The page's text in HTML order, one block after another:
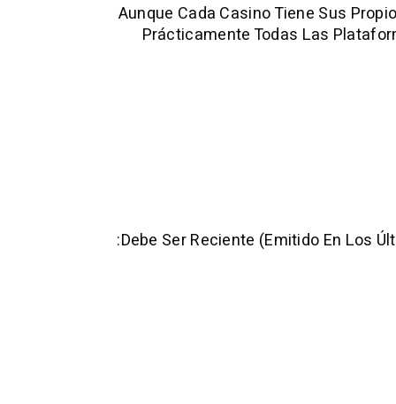
Aunque Cada Casino Tiene Sus
Prácticamente Todas Las
Debe Ser Reciente (emitido En Los